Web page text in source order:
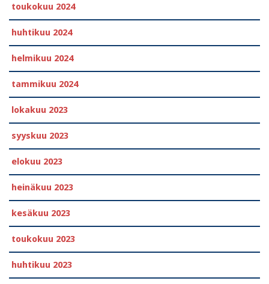
toukokuu 2024
huhtikuu 2024
helmikuu 2024
tammikuu 2024
lokakuu 2023
syyskuu 2023
elokuu 2023
heinäkuu 2023
kesäkuu 2023
toukokuu 2023
huhtikuu 2023